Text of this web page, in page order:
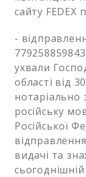
сайту
-
ухвали
області від
нотаріально
російську
Російської
видачі та